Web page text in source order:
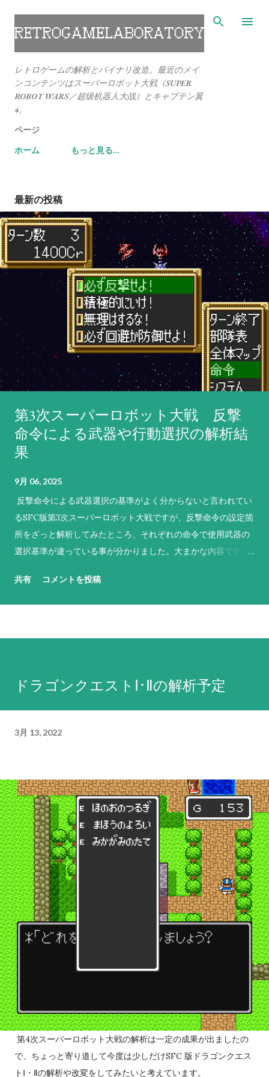
スキップしてメイン コンテンツに移動
レトロゲームの解析とバイナリ改造。最近のメイ
ンコンテンツはスーパーロボット大戦（SUPER
ROBOT WARS／超级机器人大战）とキャプテン翼
4。
ページ
ホーム
もっと見る…
最新の投稿
第3次スーパーロボット大戦 反撃
命令による武器や行動選択の解析結
果
9月 06, 2025
反撃命令による武器選択の基準がよく分からないと言われてい
るSFC版第3次スーパーロボット大戦ですが、反撃命令の設定箇
所をざっと解析してみたところ、それぞれの命令で使用武器の
選択基準が違っている事が分かりました。大まかな内容です
います（なお、原則として敵軍やNPCのパイロットは「必ず反
能な最強の武器を選択する。これに合致する武器がない場合は
それができない場合は反撃不能扱いとなる。原則として武器選
やNPCは原則としてこの命令が設定されているため、回避力
（=パイロットの反応と操縦と直感の総和に機体のサイズ補正を
適用した数値）が低いユニットは威力重視の武器で反撃される
事が多い。残弾やEN消費も気になるところだが、分身持ちであ
るゲッター2系やF91であればこの命令を活用できるかもしれな
い。 「積極的にいけ！」は、相手が一撃で倒せる場合は命中
率が1%以上ある最強の武器を選択。但し、その武器の残弾が残
り1だったり、その武器を使用してもう一度使用できるだけの残
りENがなくなる場合は使わず、次に威力が高く命中率が1%以
上あり、かつ残弾が残り2以上か現在のENで二回以上使用でき
るEN消費武器を選択するという思考を繰り返す（EN消費武器
に関してはたまに例外あり）。どうしようもない場合は弾切
れ、またはEN枯渇にならない命中率がゼロの現在選択できる最
強の武器を選択する。これに合致する武器がない場合は反撃不
能扱いになる（そのため、条件を成立させれば弾切れでなくと
もパイロットが弾切れの台詞を吐く姿を拝める）弾切れや射程
外からの攻撃には何もしない。相手を一撃で倒せない場合の思
考も同様。やはり原則として武器選択の際に反撃相手の...
共有 コメントを投稿
ドラゴンクエストⅠ･Ⅱの解析予定
3月 13, 2022
第4次スーパーロボット大戦の解析は一定の成果が出ましたの
で、ちょっと寄り道して今度は少しだけSFC 版 ドラゴンクエス
トⅠ・Ⅱの解析や改変をしてみたいと考えています。